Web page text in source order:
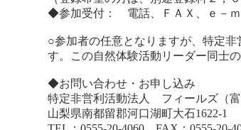
◆参加受付： 電話、ＦＡＸ、ｅ－ｍ
○参加者の任意となりますが、特定
す。この自然体験活動リーダー同士
◆お問い合わせ・お申し込み
特定非営利活動法人 フィールズ（富
山梨県南都留郡河口湖町大石1622-1